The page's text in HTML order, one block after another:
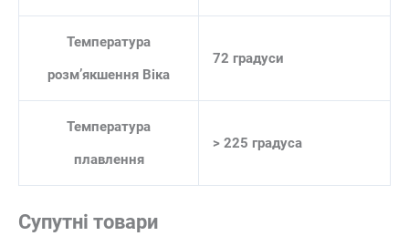
Температура
розм’якшення Віка
72 градуси
Температура
плавлення
> 225 градуса
Супутні товари